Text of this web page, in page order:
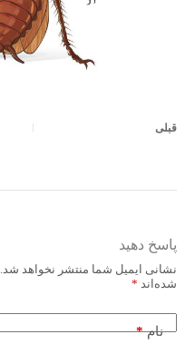
قبلی
پاسخ دهید
نشانی ایمیل شما منتشر نخواهد شد.
شده‌اند *
نام*